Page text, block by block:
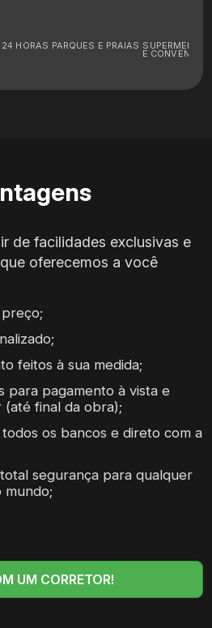
HORAS PARQUES E PRAIAS
E
de facilidades exclusivas e
oferecemos a você
feitos à sua medida;
para pagamento à vista e
final da obra);
os bancos e direto com a
segurança para qualquer
mundo;
UM CORRETOR!